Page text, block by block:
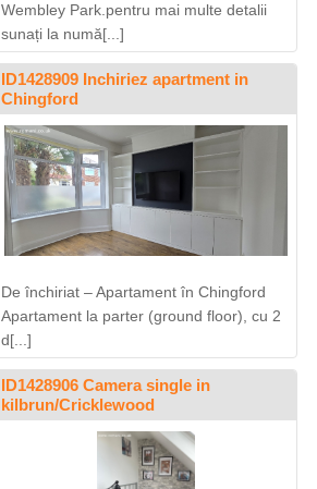
Wembley Park.pentru mai multe detalii
sunați la numă[...]
ID1428909 Inchiriez apartment in
Chingford
De închiriat – Apartament în Chingford
Apartament la parter (ground floor), cu 2
d[...]
ID1428906 Camera single in
kilbrun/Cricklewood